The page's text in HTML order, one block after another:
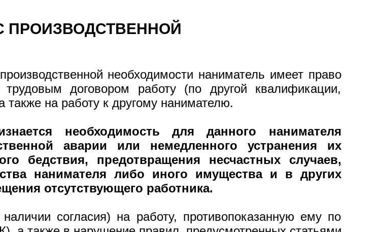
ПРОИЗВОДСТВЕННОЙ
необходимости наниматель имеет право
договором работу (по другой квалификации,
на работу к другому нанимателю.
необходимость для данного нанимателя
аварии или немедленного устранения их
бедствия, предотвращения несчастных случаев,
нанимателя либо иного имущества и в других
отсутствующего работника.
согласия) на работу, противопоказанную ему по